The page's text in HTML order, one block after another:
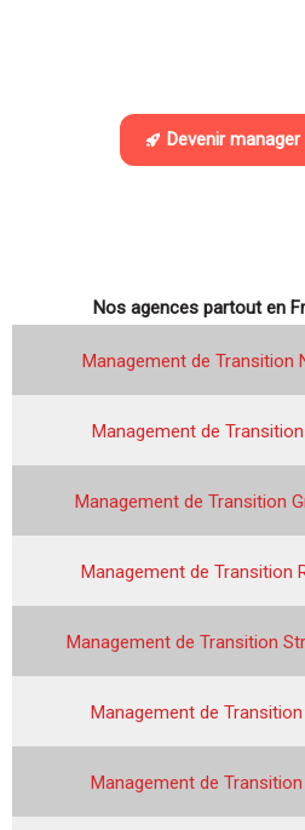
Devenir
Nos agences partout en
Management de Transition
Management de
Management de Transition
Management de Transition
Management de Transition
Management de Transition
Management de